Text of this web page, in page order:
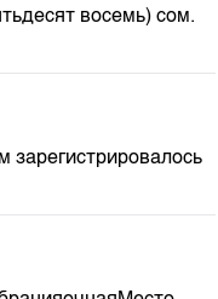
восемь) сом.
зарегистрировалось